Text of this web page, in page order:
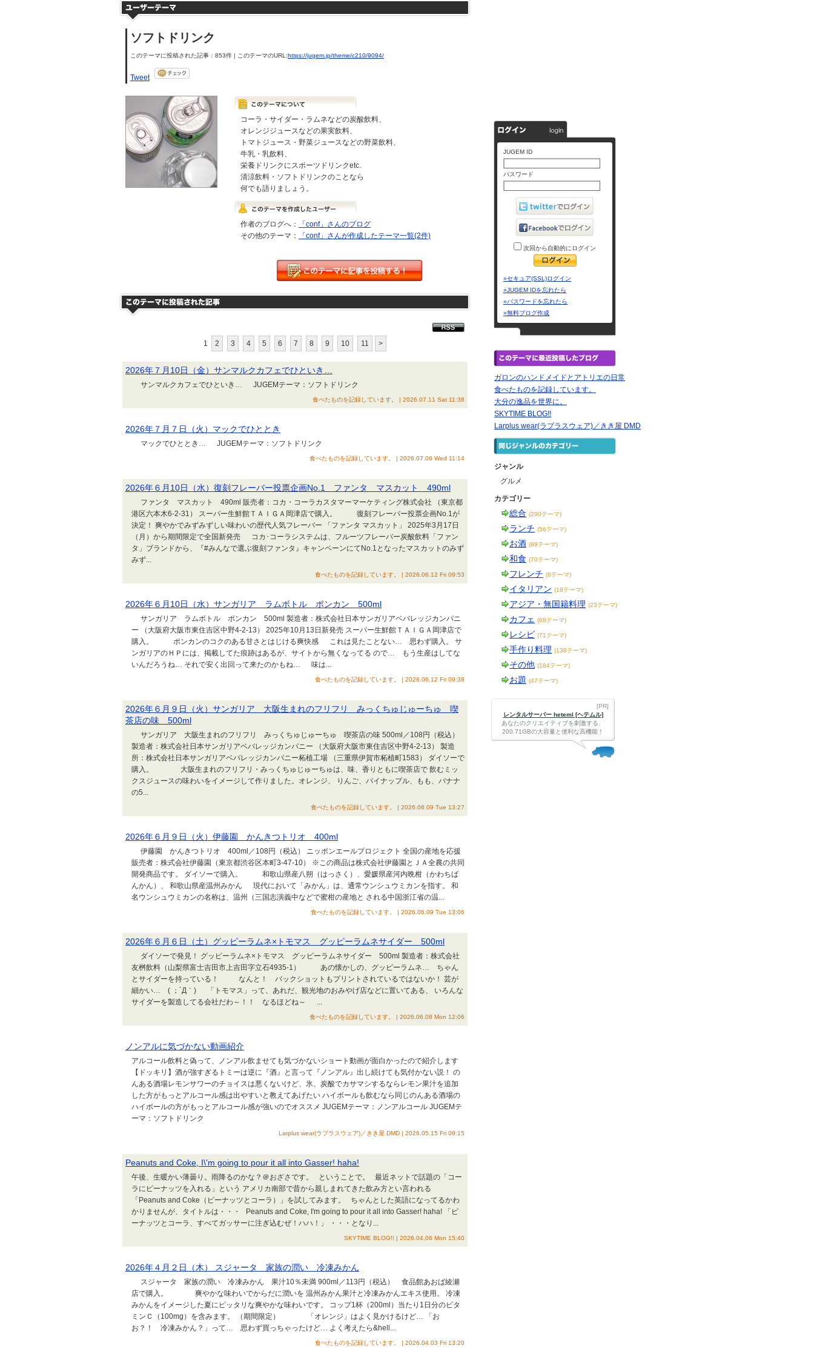
ソフトドリンク
このテーマに投稿された記事：853件 | このテーマのURL:https://jugem.jp/theme/c210/9094/
Tweet
コーラ・サイダー・ラムネなどの炭酸飲料、
オレンジジュースなどの果実飲料、
トマトジュース・野菜ジュースなどの野菜飲料、
牛乳・乳飲料、
栄養ドリンクにスポーツドリンクetc.
清涼飲料・ソフトドリンクのことなら
何でも語りましょう。
作者のブログへ：
「conf」さんのブログ
その他のテーマ：
「conf」さんが作成したテーマ一覧(2件)
1 2 3 4 5 6 7 8 9 10 11 >
2026年７月10日（金）サンマルクカフェでひといき…
サンマルクカフェでひといき… JUGEMテーマ：ソフトドリンク
食べたものを記録しています。 | 2026.07.11 Sat 11:38
2026年７月７日（火）マックでひととき
マックでひととき… JUGEMテーマ：ソフトドリンク
食べたものを記録しています。 | 2026.07.08 Wed 11:14
2026年６月10日（水）復刻フレーバー投票企画No.1 ファンタ マスカット 490ml
ファンタ マスカット 490ml 販売者：コカ・コーラカスタマーマーケティング株式会社 （東京都
港区六本木6-2-31） スーパー生鮮館ＴＡＩＧＡ岡津店で購入。 復刻フレーバー投票企画No.1が
決定！ 爽やかでみずみずしい味わいの歴代人気フレーバー 「ファンタ マスカット」 2025年3月17日
（月）から期間限定で全国新発売 コカ･コーラシステムは、フルーツフレーバー炭酸飲料「ファン
タ」ブランドから、『#みんなで選ぶ復刻ファンタ』キャンペーンにてNo.1となったマスカットのみず
みず...
食べたものを記録しています。 | 2026.06.12 Fri 09:53
2026年６月10日（水）サンガリア ラムボトル ポンカン 500ml
サンガリア ラムボトル ポンカン 500ml 製造者：株式会社日本サンガリアベバレッジカンパニ
ー （大阪府大阪市東住吉区中野4-2-13） 2025年10月13日新発売 スーパー生鮮館ＴＡＩＧＡ岡津店で
購入。 ポンカンのコクのある甘さとはじける爽快感 これは見たことない… 思わず購入。 サ
ンガリアのＨＰには、掲載してた痕跡はあるが、サイトから無くなってる ので… もう生産はしてな
いんだろうね… それで安く出回って来たのかもね… 味は...
食べたものを記録しています。 | 2026.06.12 Fri 09:38
2026年６月９日（火）サンガリア 大阪生まれのフリフリ みっくちゅじゅーちゅ 喫
茶店の味 500ml
サンガリア 大阪生まれのフリフリ みっくちゅじゅーちゅ 喫茶店の味 500ml／108円（税込）
製造者：株式会社日本サンガリアベバレッジカンパニー （大阪府大阪市東住吉区中野4-2-13） 製造
所：株式会社日本サンガリアベバレッジカンパニー柘植工場 （三重県伊賀市柘植町1583） ダイソーで
購入。 大阪生まれのフリフリ・みっくちゅじゅーちゅは、味、香りともに喫茶店で 飲むミッ
クスジュースの味わいをイメージして作りました。オレンジ、 りんご、パイナップル、もも、バナナ
の5...
食べたものを記録しています。 | 2026.06.09 Tue 13:27
2026年６月９日（火）伊藤園 かんきつトリオ 400ml
伊藤園 かんきつトリオ 400ml／108円（税込） ニッポンエールプロジェクト 全国の産地を応援
販売者：株式会社伊藤園（東京都渋谷区本町3-47-10） ※この商品は株式会社伊藤園とＪＡ全農の共同
開発商品です。 ダイソーで購入。 和歌山県産八朔（はっさく）、愛媛県産河内晩柑（かわちば
んかん）、 和歌山県産温州みかん 現代において「みかん」は、通常ウンシュウミカンを指す。 和
名ウンシュウミカンの名称は、温州（三国志演義中などで蜜柑の産地と される中国浙江省の温...
食べたものを記録しています。 | 2026.06.09 Tue 13:06
2026年６月６日（土）グッピーラムネ×トモマス グッピーラムネサイダー 500ml
ダイソーで発見！ グッピーラムネ×トモマス グッピーラムネサイダー 500ml 製造者：株式会社
友桝飲料（山梨県富士吉田市上吉田字立石4935-1） あの懐かしの、グッピーラムネ… ちゃん
とサイダーを持っている！ なんと！ バックショットもプリントされているではないか！ 芸が
細かい… ( ；´Д｀) 「トモマス」って、あれだ、観光地のおみやげ店などに置いてある、 いろんな
サイダーを製造してる会社だわ～！！ なるほどね～ ...
食べたものを記録しています。 | 2026.06.08 Mon 12:06
ノンアルに気づかない動画紹介
アルコール飲料と偽って、ノンアル飲ませても気づかないショート動画が面白かったので紹介します
【ドッキリ】酒が強すぎるトミーは逆に『酒』と言って『ノンアル』出し続けても気付かない説！ の
んある酒場レモンサワーのチョイスは悪くないけど、氷、炭酸でカサマシするならレモン果汁を追加
した方がもっとアルコール感は出やすいと教えてあげたい ハイボールも飲むなら同じのんある酒場の
ハイボールの方がもっとアルコール感が強いのでオススメ JUGEMテーマ：ノンアルコール JUGEMテ
ーマ：ソフトドリンク
Larplus wear(ラプラスウェア)／きき屋 DMD | 2026.05.15 Fri 09:15
Peanuts and Coke, I\'m going to pour it all into Gasser! haha!
午後、生暖かい薄曇り。雨降るのかな？＠おざさです。 ということで。 最近ネットで話題の「コー
ラにピーナッツを入れる」という アメリカ南部で昔から親しまれてきた飲み方とい言われる
「Peanuts and Coke（ピーナッツとコーラ）」を試してみます。 ちゃんとした英語になってるかわ
かりませんが、タイトルは・・・ Peanuts and Coke, I'm going to pour it all into Gasser! haha! 「ピ
ーナッツとコーラ、すべてガッサーに注ぎ込むぜ！ハハ！」 ・・・となり...
SKYTIME BLOG!! | 2026.04.06 Mon 15:40
2026年４月２日（木） スジャータ 家族の潤い 冷凍みかん
スジャータ 家族の潤い 冷凍みかん 果汁10％未満 900ml／113円（税込） 食品館あおば綾瀬
店で購入。 爽やかな味わいでからだに潤いを 温州みかん果汁と冷凍みかんエキス使用。 冷凍
みかんをイメージした夏にピッタリな爽やかな味わいです。 コップ1杯（200ml）当たり1日分のビタ
ミンＣ（100mg）を含みます。 （期間限定） 「オレンジ」はよく見かけるけど… 「お
お？！ 冷凍みかん？」って… 思わず買っちゃったけど… よく考えたら&hell...
食べたものを記録しています。 | 2026.04.03 Fri 13:20
JUGEM ID
パスワード
次回から自動的にログイン
»セキュア(SSL)ログイン
»JUGEM IDを忘れたら
»パスワードを忘れたら
»無料ブログ作成
ガロンのハンドメイドとアトリエの日常
食べたものを記録しています。
大分の逸品を世界に。
SKYTIME BLOG!!
Larplus wear(ラプラスウェア)／きき屋 DMD
ジャンル
グルメ
カテゴリー
総合 (290テーマ)
ランチ (56テーマ)
お酒 (89テーマ)
和食 (70テーマ)
フレンチ (8テーマ)
イタリアン (18テーマ)
アジア・無国籍料理 (23テーマ)
カフェ (68テーマ)
レシピ (71テーマ)
手作り料理 (138テーマ)
その他 (184テーマ)
お題 (47テーマ)
[PR]
レンタルサーバー heteml [ヘテムル]
あなたのクリエイティブを刺激する、
200.71GBの大容量と便利な高機能！